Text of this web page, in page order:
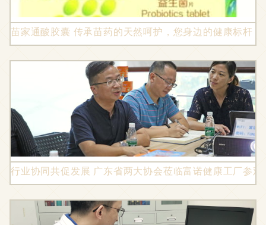
苗家通酸胶囊 传承苗药的天然呵护，您身边的健康标杆
行业协同共促发展 广东省两大协会莅临富诺健康工厂参观